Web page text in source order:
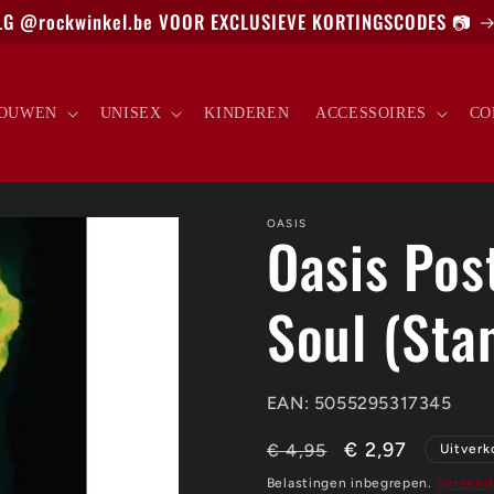
@rockwinkel.be VOOR EXCLUSIEVE KORTINGSCODES 📷
UNISEX KINDEREN ACCESSOIRES
OASIS
Oasis
Soul
EAN: 5055295317345
Normale
prijs
€ 4,95 € 2,97
Belastingen inbegrepen.